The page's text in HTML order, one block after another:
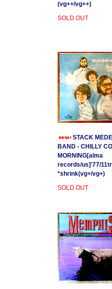
(vg++/vg++)
SOLD OUT
STACK
BAND - CHILLY
MORNING[alma
records/us]'77/
*shrink(vg+/vg+)
SOLD OUT